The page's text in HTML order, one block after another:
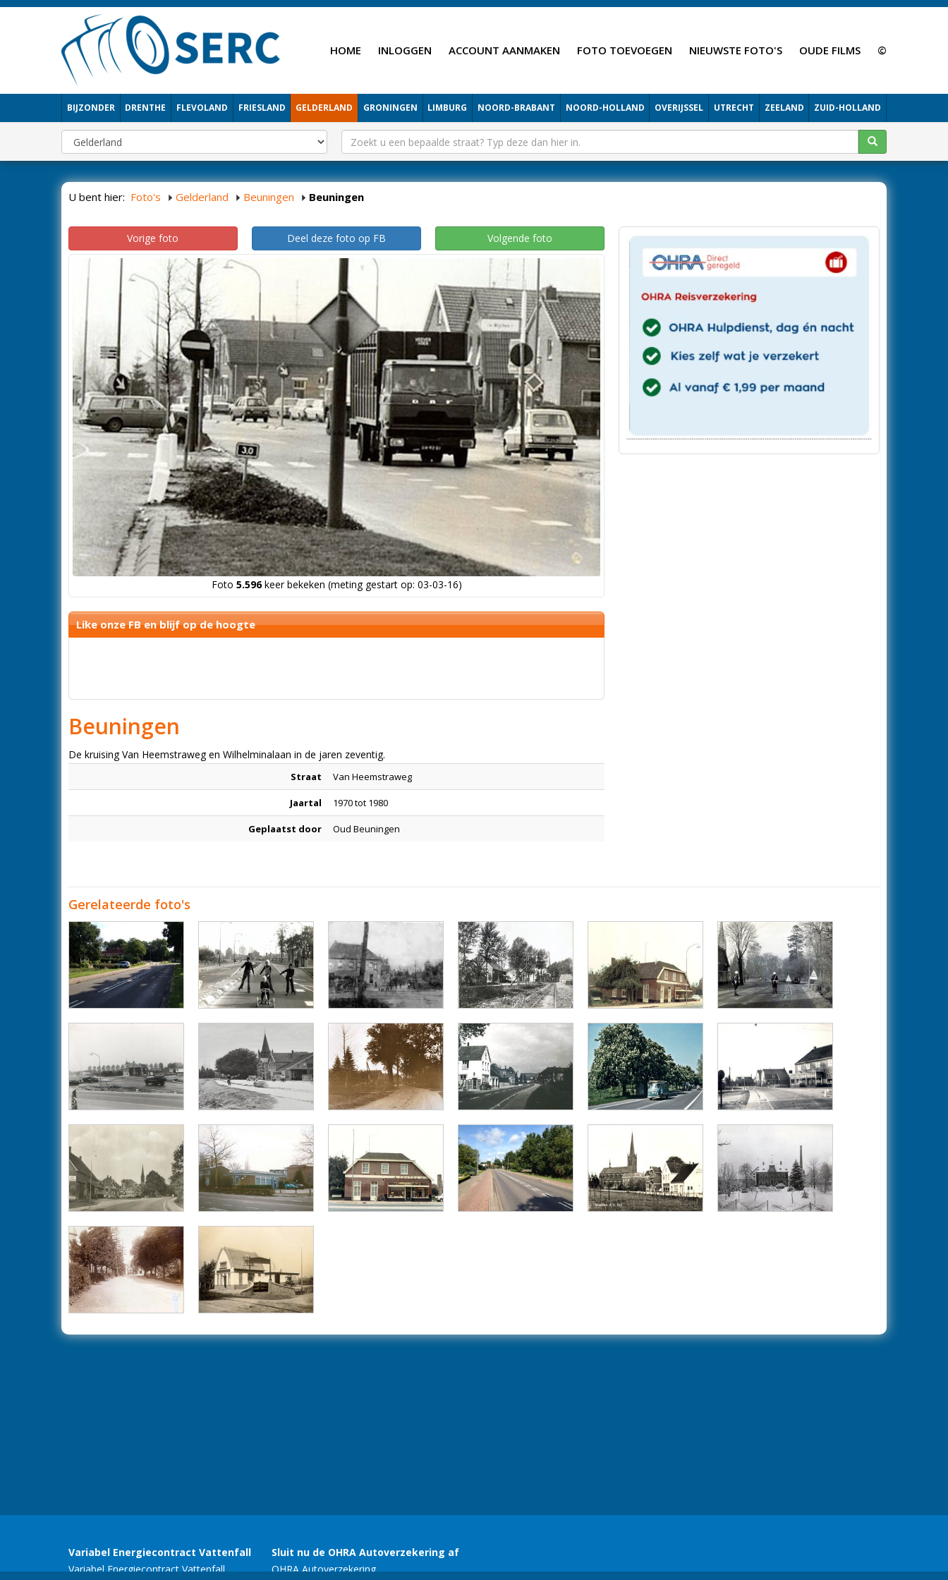
HOME INLOGGEN ACCOUNT AANMAKEN FOTO TOEVOEGEN NIEUWSTE FOTO'S OUDE FILMS ©
BIJZONDER DRENTHE FLEVOLAND FRIESLAND GELDERLAND GRONINGEN LIMBURG NOORD-BRABANT NOORD-HOLLAND OVERIJSSEL UTRECHT ZEELAND ZUID-HOLLAND
U bent hier: Foto's Gelderland Beuningen Beuningen
Vorige foto Deel deze foto op FB Volgende foto
Foto 5.596keer bekeken (meting gestart op: 03-03-16)
Like onze FB en blijf op de hoogte
Beuningen
De kruising Van Heemstraweg en Wilhelminalaan in de jaren zeventig.
Straat Van Heemstraweg
Jaartal 1970 tot 1980
Geplaatst door Oud Beuningen
Gerelateerde foto's